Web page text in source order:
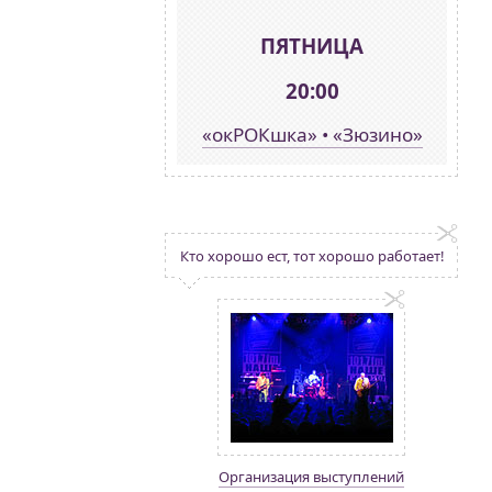
ПЯТНИЦА
20:00
«окРОКшка» • «Зюзино»
Кто хорошо ест, тот хорошо работает!
Организация выступлений